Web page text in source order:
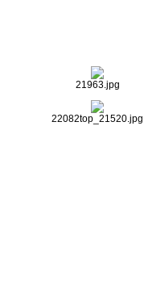
21963.jpg
22082top_21520.jpg